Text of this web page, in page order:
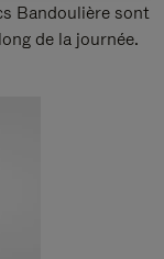
Bandoulière sont
de la journée.